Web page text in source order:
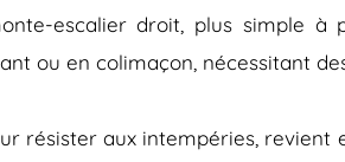
escalier droit, plus simple à
ou en colimaçon, nécessitant
résister aux intempéries, revient